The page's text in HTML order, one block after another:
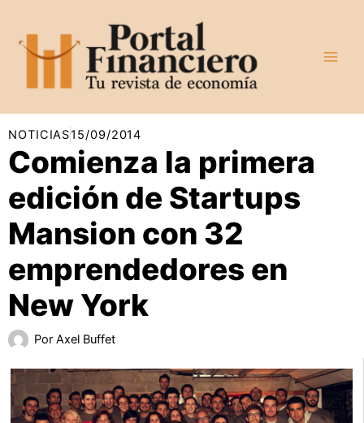
contenido
NOTICIAS15/09/2014
Comienza la primera
edición de Startups
Mansion con 32
emprendedores en
New York
Por Axel Buffet